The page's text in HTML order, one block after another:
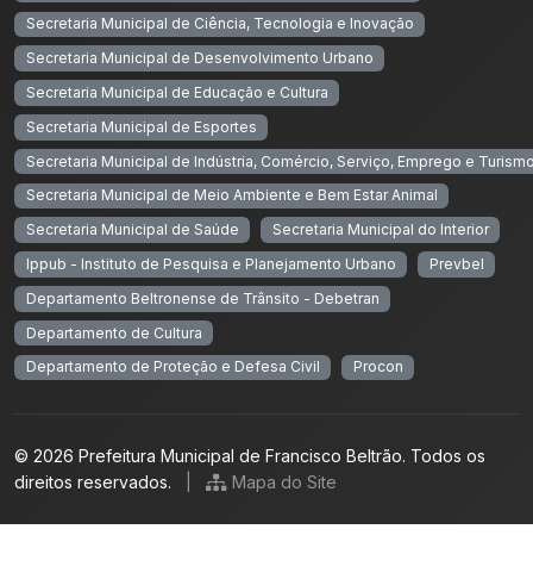
Secretaria Municipal de Ciência, Tecnologia e Inovação
Secretaria Municipal de Desenvolvimento Urbano
Secretaria Municipal de Educação e Cultura
Secretaria Municipal de Esportes
Secretaria Municipal de Indústria, Comércio, Serviço, Emprego e
Secretaria Municipal de Meio Ambiente e Bem Estar Animal
Secretaria Municipal de Saúde
Secretaria Municipal do Interior
Ippub - Instituto de Pesquisa e Planejamento Urbano
Prevbel
Departamento Beltronense de Trânsito - Debetran
Departamento de Cultura
Departamento de Proteção e Defesa Civil
Procon
© 2026 Prefeitura Municipal de Francisco Beltrão. Todos os
direitos reservados.
Mapa do Site